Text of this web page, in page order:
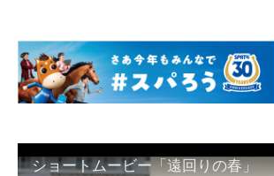
ショートムービー「遠回りの春」